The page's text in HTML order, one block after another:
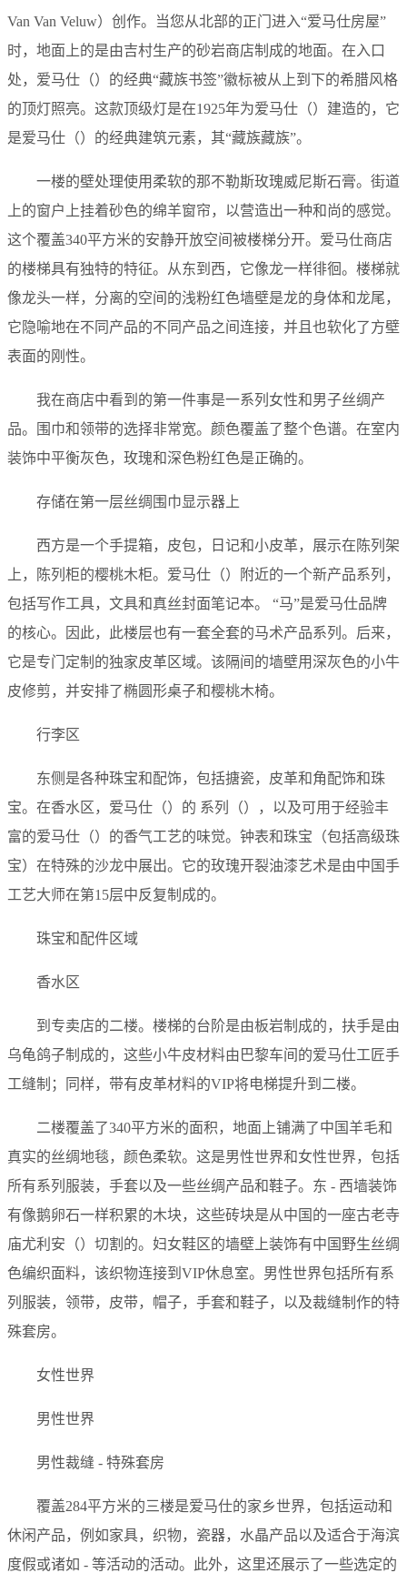
Van Van Veluw）创作。当您从北部的正门进入“爱马仕房屋”
时，地面上的是由吉村生产的砂岩商店制成的地面。在入口
处，爱马仕（）的经典“藏族书签”徽标被从上到下的希腊风格
的顶灯照亮。这款顶级灯是在1925年为爱马仕（）建造的，它
是爱马仕（）的经典建筑元素，其“藏族藏族”。
一楼的壁处理使用柔软的那不勒斯玫瑰威尼斯石膏。街道
上的窗户上挂着砂色的绵羊窗帘，以营造出一种和尚的感觉。
这个覆盖340平方米的安静开放空间被楼梯分开。爱马仕商店
的楼梯具有独特的特征。从东到西，它像龙一样徘徊。楼梯就
像龙头一样，分离的空间的浅粉红色墙壁是龙的身体和龙尾，
它隐喻地在不同产品的不同产品之间连接，并且也软化了方壁
表面的刚性。
我在商店中看到的第一件事是一系列女性和男子丝绸产
品。围巾和领带的选择非常宽。颜色覆盖了整个色谱。在室内
装饰中平衡灰色，玫瑰和深色粉红色是正确的。
存储在第一层丝绸围巾显示器上
西方是一个手提箱，皮包，日记和小皮革，展示在陈列架
上，陈列柜的樱桃木柜。爱马仕（）附近的一个新产品系列，
包括写作工具，文具和真丝封面笔记本。 “马”是爱马仕品牌
的核心。因此，此楼层也有一套全套的马术产品系列。后来，
它是专门定制的独家皮革区域。该隔间的墙壁用深灰色的小牛
皮修剪，并安排了椭圆形桌子和樱桃木椅。
行李区
东侧是各种珠宝和配饰，包括搪瓷，皮革和角配饰和珠
宝。在香水区，爱马仕（）的 系列（），以及可用于经验丰
富的爱马仕（）的香气工艺的味觉。钟表和珠宝（包括高级珠
宝）在特殊的沙龙中展出。它的玫瑰开裂油漆艺术是由中国手
工艺大师在第15层中反复制成的。
珠宝和配件区域
香水区
到专卖店的二楼。楼梯的台阶是由板岩制成的，扶手是由
乌龟鸽子制成的，这些小牛皮材料由巴黎车间的爱马仕工匠手
工缝制；同样，带有皮革材料的VIP将电梯提升到二楼。
二楼覆盖了340平方米的面积，地面上铺满了中国羊毛和
真实的丝绸地毯，颜色柔软。这是男性世界和女性世界，包括
所有系列服装，手套以及一些丝绸产品和鞋子。东 - 西墙装饰
有像鹅卵石一样积累的木块，这些砖块是从中国的一座古老寺
庙尤利安（）切割的。妇女鞋区的墙壁上装饰有中国野生丝绸
色编织面料，该织物连接到VIP休息室。男性世界包括所有系
列服装，领带，皮带，帽子，手套和鞋子，以及裁缝制作的特
殊套房。
女性世界
男性世界
男性裁缝 - 特殊套房
覆盖284平方米的三楼是爱马仕的家乡世界，包括运动和
休闲产品，例如家具，织物，瓷器，水晶产品以及适合于海滨
度假或诸如 - 等活动的活动。此外，这里还展示了一些选定的